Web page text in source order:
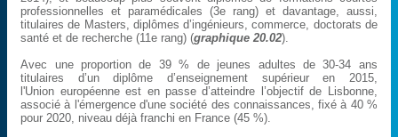
professionnelles et paramédicales (3e rang) et davantage, aussi,
titulaires de Masters, diplômes d’ingénieurs, commerce, doctorats de
santé et de recherche (11e rang) (graphique 20.02).
Avec une proportion de 39 % de jeunes adultes de 30-34 ans
titulaires d’un diplôme d’enseignement supérieur en 2015,
l'Union européenne est en passe d’atteindre l’objectif de Lisbonne,
associé à l'émergence d'une société des connaissances, fixé à 40 %
pour 2020, niveau déjà franchi en France (45 %).